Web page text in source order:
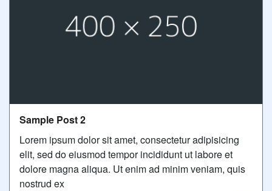
Sample Post 2
Lorem ipsum dolor sit amet, consectetur adipisicing
elit, sed do eiusmod tempor incididunt ut labore et
dolore magna aliqua. Ut enim ad minim veniam, quis
nostrud ex